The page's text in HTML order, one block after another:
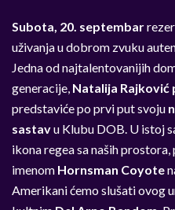
Subota, 20. septembar
uživanja u dobrom zvuku
Jedna od najtalentovanijih
generacije, Natalija Rajković
predstaviće po prvi put svoju
sastavu Klubu DOB. U istoj
ikona regea sa naših
imenom Hornsman Coyote
Amerikani ćemo slušati ovog